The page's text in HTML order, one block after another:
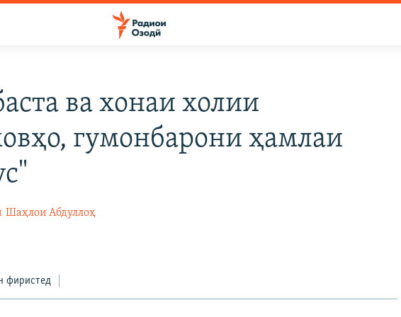
ва хонаи холии
гумонбарони ҳамлаи
Шаҳлои Абдуллоҳ
фиристед